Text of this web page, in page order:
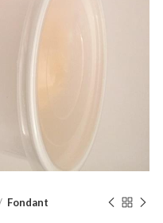
Fondant